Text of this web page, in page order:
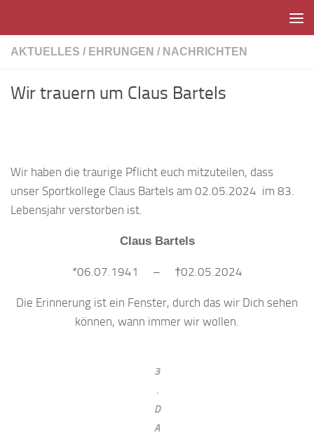
AKTUELLES / EHRUNGEN / NACHRICHTEN
Wir trauern um Claus Bartels
Wir haben die traurige Pflicht euch mitzuteilen, dass
unser Sportkollege Claus Bartels am 02.05.2024 im 83.
Lebensjahr verstorben ist.
Claus Bartels
*06.07.1941 – †02.05.2024
Die Erinnerung ist ein Fenster, durch das wir Dich sehen
können, wann immer wir wollen.
3
.
D
A